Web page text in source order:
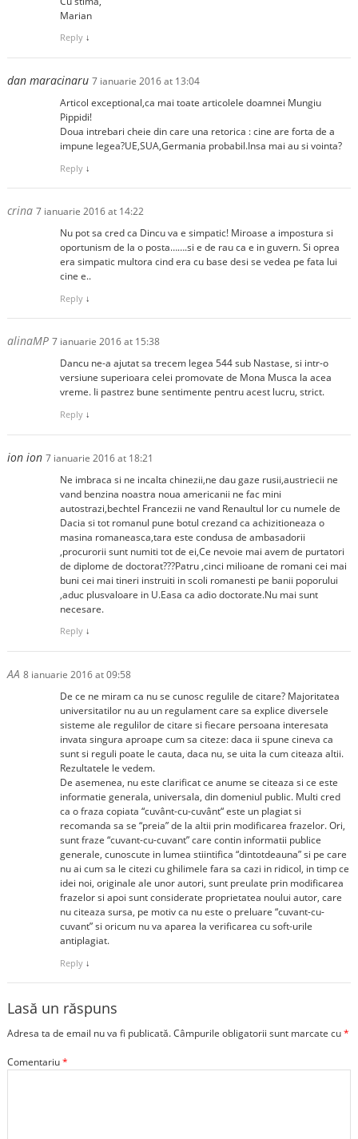
Marian
Reply ↓
dan maracinaru 7 ianuarie 2016 at 13:04
Articol exceptional,ca mai toate articolele doamnei Mungiu
Pippidi!
Doua intrebari cheie din care una retorica : cine are forta de a
impune legea?UE,SUA,Germania probabil.Insa mai au si vointa?
Reply ↓
crina 7 ianuarie 2016 at 14:22
Nu pot sa cred ca Dincu va e simpatic! Miroase a impostura si
oportunism de la o posta…….si e de rau ca e in guvern. Si oprea
era simpatic multora cind era cu base desi se vedea pe fata lui
cine e..
Reply ↓
alinaMP 7 ianuarie 2016 at 15:38
Dancu ne-a ajutat sa trecem legea 544 sub Nastase, si intr-o
versiune superioara celei promovate de Mona Musca la acea
vreme. Ii pastrez bune sentimente pentru acest lucru, strict.
Reply ↓
ion ion 7 ianuarie 2016 at 18:21
Ne imbraca si ne incalta chinezii,ne dau gaze rusii,austriecii ne
vand benzina noastra noua americanii ne fac mini
autostrazi,bechtel Francezii ne vand Renaultul lor cu numele de
Dacia si tot romanul pune botul crezand ca achizitioneaza o
masina romaneasca,tara este condusa de ambasadorii
,procurorii sunt numiti tot de ei,Ce nevoie mai avem de purtatori
de diplome de doctorat???Patru ,cinci milioane de romani cei mai
buni cei mai tineri instruiti in scoli romanesti pe banii poporului
,aduc plusvaloare in U.Easa ca adio doctorate.Nu mai sunt
necesare.
Reply ↓
AA 8 ianuarie 2016 at 09:58
De ce ne miram ca nu se cunosc regulile de citare? Majoritatea
universitatilor nu au un regulament care sa explice diversele
sisteme ale regulilor de citare si fiecare persoana interesata
invata singura aproape cum sa citeze: daca ii spune cineva ca
sunt si reguli poate le cauta, daca nu, se uita la cum citeaza altii.
Rezultatele le vedem.
De asemenea, nu este clarificat ce anume se citeaza si ce este
informatie generala, universala, din domeniul public. Multi cred
ca o fraza copiata “cuvânt-cu-cuvânt“ este un plagiat si
recomanda sa se “preia” de la altii prin modificarea frazelor. Ori,
sunt fraze “cuvant-cu-cuvant” care contin informatii publice
generale, cunoscute in lumea stiintifica “dintotdeauna” si pe care
nu ai cum sa le citezi cu ghilimele fara sa cazi in ridicol, in timp ce
idei noi, originale ale unor autori, sunt preulate prin modificarea
frazelor si apoi sunt considerate proprietatea noului autor, care
nu citeaza sursa, pe motiv ca nu este o preluare “cuvant-cu-
cuvant” si oricum nu va aparea la verificarea cu soft-urile
antiplagiat.
Reply ↓
Lasă un răspuns
Adresa ta de email nu va fi publicată.Câmpurile obligatorii sunt marcate cu*
Comentariu*